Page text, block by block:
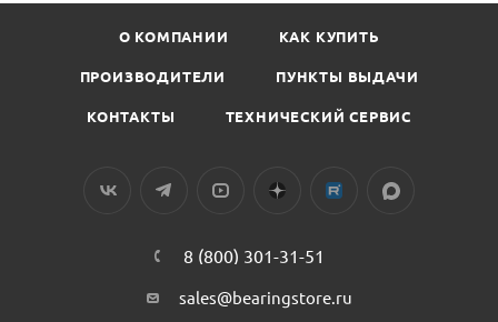
О КОМПАНИИ КАК КУПИТЬ
ПРОИЗВОДИТЕЛИ ПУНКТЫ ВЫДАЧИ
КОНТАКТЫ ТЕХНИЧЕСКИЙ СЕРВИС
8 (800) 301-31-51
sales@bearingstore.ru